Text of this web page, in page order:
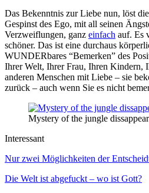
Das Bekenntnis zur Liebe nun, löst
Gespinst des Ego, mit all seinen
Verzweiflungen, ganz einfach auf. Es
schöner. Das ist eine durchaus
WUNDERbares “Bemerken” des
Ihrer Welt, Ihrer Frau, Ihren Kindern,
anderen Menschen mit Liebe – sie
zurück – auch wenn Sie es nicht
Mystery of the jungle
Interessant
Nur zwei Möglichkeiten der
Die Welt ist abgefuckt – wo ist Gott?